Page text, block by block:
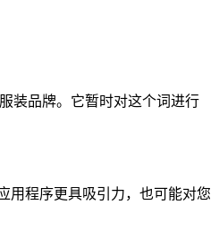
装品牌。它暂时对这个词进行
用程序更具吸引力，也可能对您